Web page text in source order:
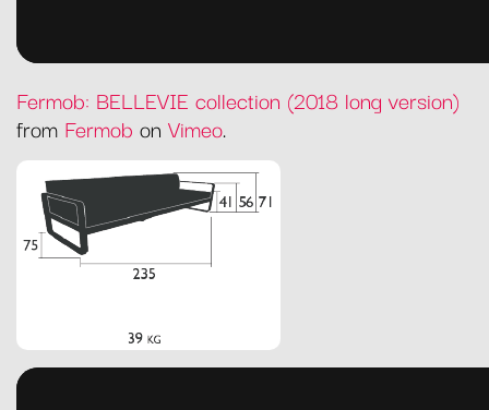
Fermob: BELLEVIE collection (2018 long version)
from Fermob on Vimeo.